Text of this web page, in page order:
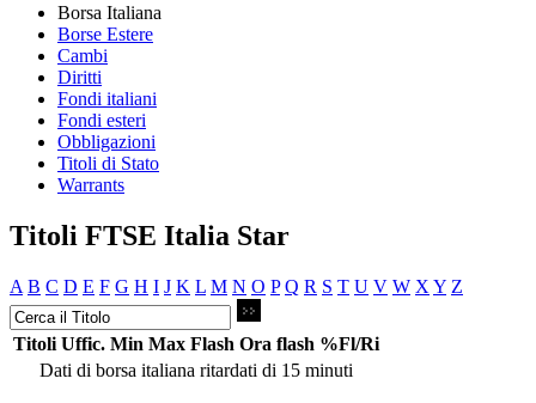
Borsa Italiana
Borse Estere
Cambi
Diritti
Fondi italiani
Fondi esteri
Obbligazioni
Titoli di Stato
Warrants
Titoli FTSE Italia Star
A B C D E F G H I J K L M N O P Q R S T U V W X Y Z
Titoli Uffic. Min Max Flash Ora flash %Fl/Ri
Dati di borsa italiana ritardati di 15 minuti